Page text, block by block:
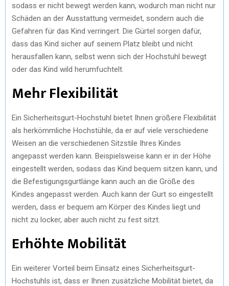
sodass er nicht bewegt werden kann, wodurch man nicht nur
Schäden an der Ausstattung vermeidet, sondern auch die
Gefahren für das Kind verringert. Die Gürtel sorgen dafür,
dass das Kind sicher auf seinem Platz bleibt und nicht
herausfallen kann, selbst wenn sich der Hochstuhl bewegt
oder das Kind wild herumfuchtelt.
Mehr Flexibilität
Ein Sicherheitsgurt-Hochstuhl bietet Ihnen größere Flexibilität
als herkömmliche Hochstühle, da er auf viele verschiedene
Weisen an die verschiedenen Sitzstile Ihres Kindes
angepasst werden kann. Beispielsweise kann er in der Höhe
eingestellt werden, sodass das Kind bequem sitzen kann, und
die Befestigungsgurtlänge kann auch an die Größe des
Kindes angepasst werden. Auch kann der Gurt so eingestellt
werden, dass er bequem am Körper des Kindes liegt und
nicht zu locker, aber auch nicht zu fest sitzt.
Erhöhte Mobilität
Ein weiterer Vorteil beim Einsatz eines Sicherheitsgurt-
Hochstuhls ist, dass er Ihnen zusätzliche Mobilität bietet, da